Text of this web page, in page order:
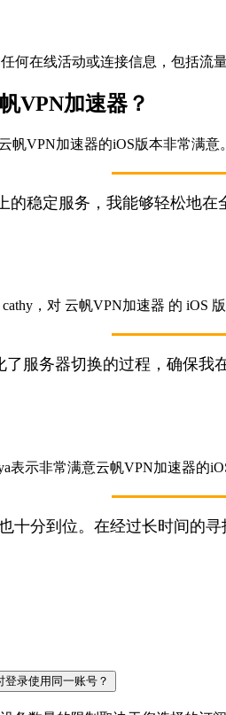
何在线活动或连接信息，包括流
VPN加速器？
的稳定服务，我能够轻松地在
服务器切换的过程，确保我
十分到位。在经过长时间的
录使用同一账号？